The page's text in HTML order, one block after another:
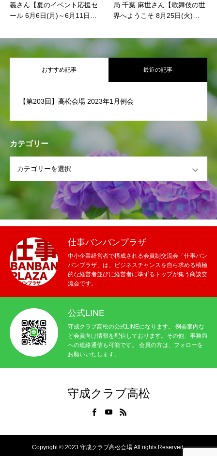
お知らせ
ント応援セ
～6月11日
局 千葉 麻世さん【歌舞伎の世
界へようこそ 8月25日(火)
ノ内 柚樹さん【
化アーツフェス
ェンヌコンサー
with 宝塚OG～】
おすすめ記事 最近の記事
【第203回】高松会場 2023年1月例会
カテゴリー
仕事バンバンプラザ
中小企業経営者で構成される会員制交流会「仕事バン
バンプラザ」は、ビジネスチャンスを自ら求める積極
的な経営者並びに経営者に準ずるトップが集う商談交
流会です。
公式LINE
守成クラブ高松の公式LINEになります。 例会案内な
ど会員向け情報を配信しております。その他、事務局
への連絡通信も可能です。 会員の方は、フォローを
お願いいたします。
守成クラブ高松
Copyright © 2023 守成クラブ高松会場 All rights Reserved.